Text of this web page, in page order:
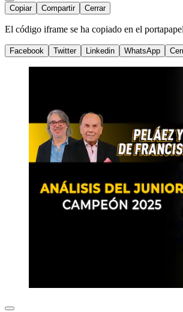
Copiar Compartir Cerrar
El código iframe se ha copiado en el
Facebook Twitter Linkedin WhatsApp